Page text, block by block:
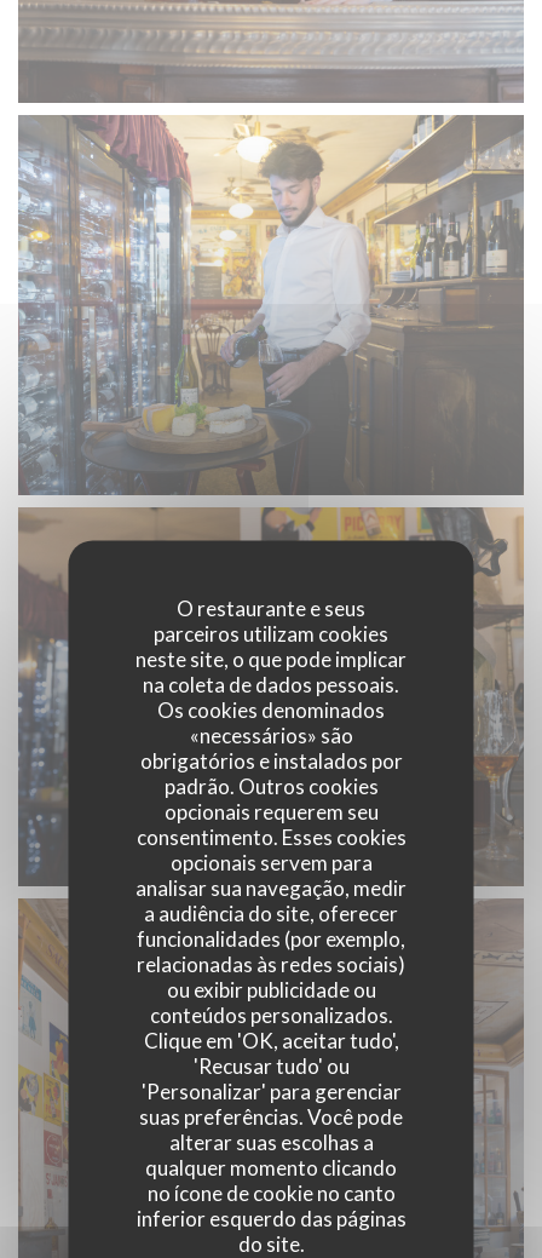
O restaurante e seus
parceiros utilizam cookies
neste site, o que pode implicar
na coleta de dados pessoais.
Os cookies denominados
«necessários» são
obrigatórios e instalados por
padrão. Outros cookies
opcionais requerem seu
consentimento. Esses cookies
opcionais servem para
analisar sua navegação, medir
a audiência do site, oferecer
funcionalidades (por exemplo,
relacionadas às redes sociais)
ou exibir publicidade ou
conteúdos personalizados.
Clique em 'OK, aceitar tudo',
'Recusar tudo' ou
'Personalizar' para gerenciar
suas preferências. Você pode
alterar suas escolhas a
qualquer momento clicando
no ícone de cookie no canto
inferior esquerdo das páginas
do site.